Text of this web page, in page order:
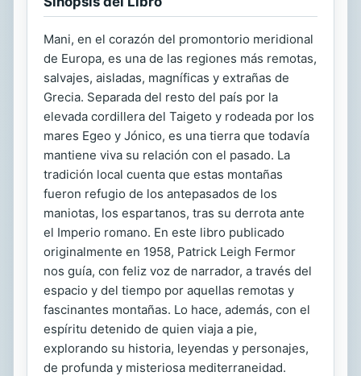
Mani, en el corazón del promontorio meridional
de Europa, es una de las regiones más remotas,
salvajes, aisladas, magníficas y extrañas de
Grecia. Separada del resto del país por la
elevada cordillera del Taigeto y rodeada por los
mares Egeo y Jónico, es una tierra que todavía
mantiene viva su relación con el pasado. La
tradición local cuenta que estas montañas
fueron refugio de los antepasados de los
maniotas, los espartanos, tras su derrota ante
el Imperio romano. En este libro publicado
originalmente en 1958, Patrick Leigh Fermor
nos guía, con feliz voz de narrador, a través del
espacio y del tiempo por aquellas remotas y
fascinantes montañas. Lo hace, además, con el
espíritu detenido de quien viaja a pie,
explorando su historia, leyendas y personajes,
de profunda y misteriosa mediterraneidad.